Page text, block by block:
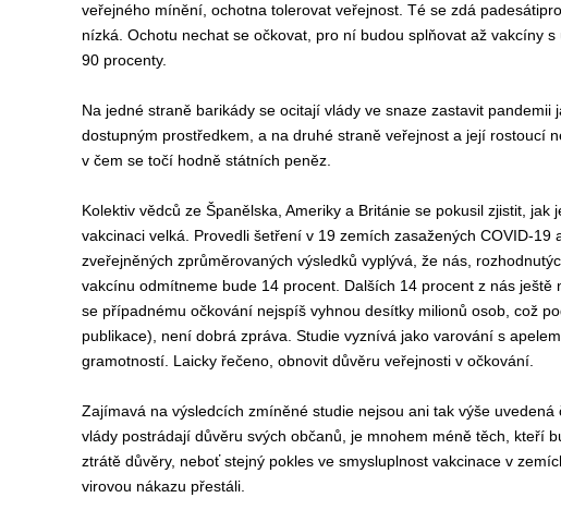
veřejného mínění, ochotna tolerovat veřejnost. Té se zdá
nízká. Ochotu nechat se očkovat, pro ní budou splňovat až vakcíny
90 procenty.
Na jedné straně barikády se ocitají vlády ve snaze zastavit pandemii
dostupným prostředkem, a na druhé straně veřejnost a její rostoucí
v čem se točí hodně státních peněz.
Kolektiv vědců ze Španělska, Ameriky a Británie se pokusil zjistit, jak
vakcinaci velká. Provedli šetření v 19 zemích zasažených COVID-19
zveřejněných zprůměrovaných výsledků vyplývá, že nás,
vakcínu odmítneme bude14 procent. Dalších 14 procent z nás ještě
se případnému očkování nejspíš vyhnou desítky milionů osob, což
publikace), není dobrá zpráva. Studie vyznívá jako varování s apelem
gramotností. Laicky řečeno, obnovit důvěru veřejnosti v očkování.
Zajímavá na výsledcích zmíněné studie nejsou ani tak výše uvedená
vlády postrádají důvěru svých občanů, je mnohem méně těch, kteří
ztrátědůvěry, neboť stejný pokles ve smysluplnost vakcinace v
virovou nákazu přestáli.